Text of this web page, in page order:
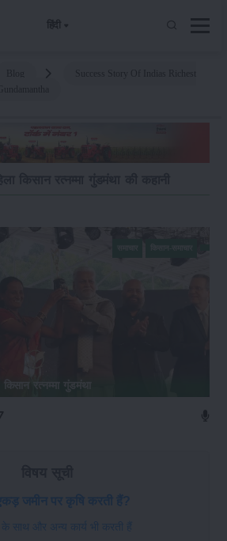
हिंदी
जमीन पर कृषि करती हैं?
के साथ और अन्य कार्य भी करती हैं